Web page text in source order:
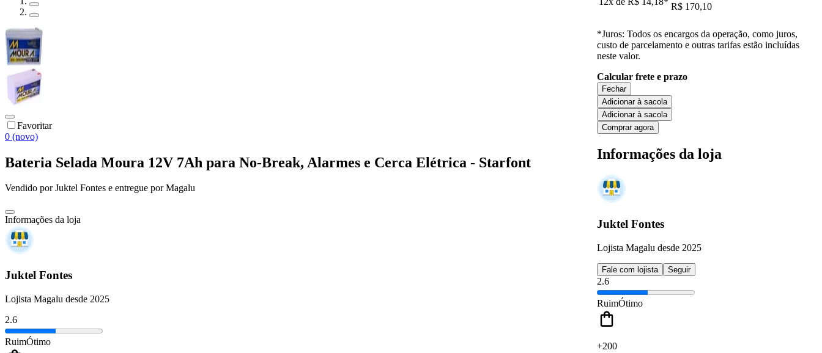
Favoritar
0 (novo)
Bateria Selada Moura 12V 7Ah para No-Break, Alarmes e Cerca Elétrica - Starfont
Vendido porJuktel Fontes e entregue por Magalu
Informações da loja
Juktel Fontes
Lojista Magalu desde 2025
2.6
RuimÓtimo
R$ 170,10
*Juros: Todos os encargos da operação, como juros,
custo de parcelamento e outras tarifas estão incluídas
neste valor.
Calcular frete e prazo
Fechar
Adicionar à sacola
Adicionar à sacola
Comprar agora
Informações da loja
Juktel Fontes
Lojista Magalu desde 2025
Fale com lojista Seguir
2.6
RuimÓtimo
+200